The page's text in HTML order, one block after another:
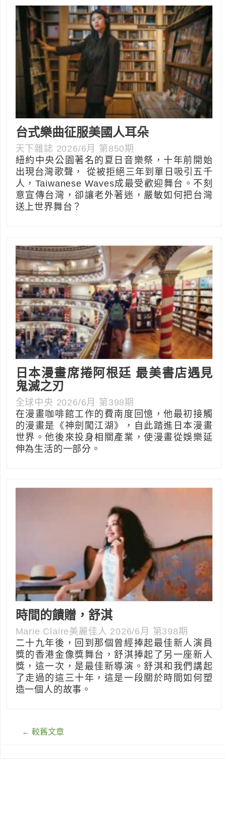
台式樂曲征服美國人耳朵
天下雜誌 2026/6月 第850期
紐約中央公園著名的夏日音樂祭，十年前開始
出現台灣歌聲， 從被拒絕三年到單日吸引五千
人，Taiwanese Waves成最受歡迎舞台。不刻
意宣傳台灣，卻讓老外著迷，嚴敏如何把台灣
送上世界舞台？
日本漫畫席捲阿根廷 最美書店遇見
鬼滅之刃
全球中央 2026/6月 第398期
在漫畫咖啡館工作的費南度回憶，他最初接觸
的漫畫是《神劍闖江湖》，自此踏進日本漫畫
世界。他後來投身相關產業，使漫畫從娛樂延
伸為生活的一部分。
時間的饋贈，舒淇
Marie Claire美麗佳人 2026/6月 第398期
二十九年後，回到那個曾經捧起最佳新人演員
獎的香港金像獎舞台，舒淇捧起了另一座新人
獎，這一次，是最佳新導演。舒淇和我們講起
了走過的這三十年，這是一段關於時間如何塑
造一個人的故事。
文
← 較舊文章